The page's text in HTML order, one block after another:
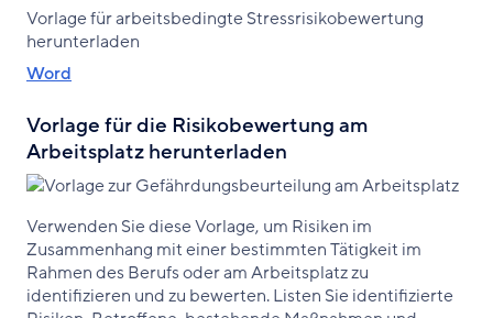
Vorlage für arbeitsbedingte Stressrisikobewertung
herunterladen
Word
Vorlage für die Risikobewertung am
Arbeitsplatz herunterladen
Verwenden Sie diese Vorlage, um Risiken im
Zusammenhang mit einer bestimmten Tätigkeit im
Rahmen des Berufs oder am Arbeitsplatz zu
identifizieren und zu bewerten. Listen Sie identifizierte